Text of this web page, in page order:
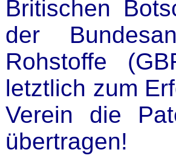
Britischen
der
Rohstoffe
letztlich zum
Verein die
übertragen!